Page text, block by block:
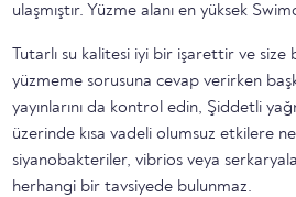
ulaşmıştır. Yüzme alanı en yüksek
Tutarlı su kalitesi iyi bir işarettir ve
yüzmeme sorusuna cevap verirken
yayınlarını da kontrol edin, Şiddetli
üzerinde kısa vadeli olumsuz etkilere
siyanobakteriler, vibrios veya
herhangi bir tavsiyede bulunmaz.